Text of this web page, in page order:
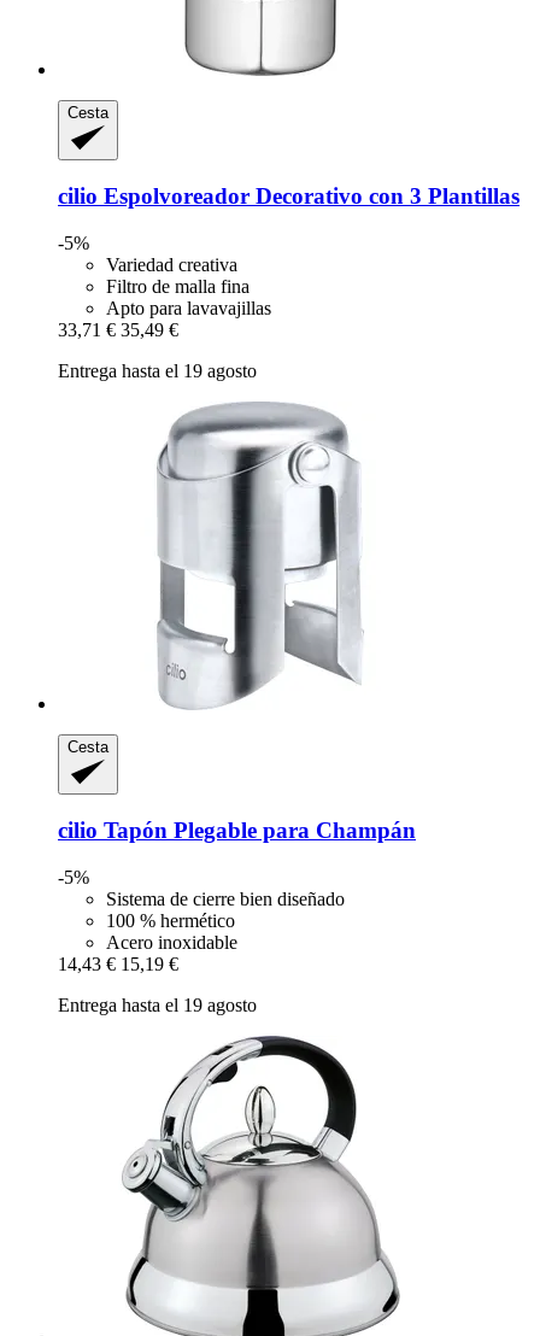
Cesta
cilio Espolvoreador Decorativo con 3 Plantillas
-5%
Variedad creativa
Filtro de malla fina
Apto para lavavajillas
33,71 € 35,49 €
Entrega hasta el 19 agosto
Cesta
cilio Tapón Plegable para Champán
-5%
Sistema de cierre bien diseñado
100 % hermético
Acero inoxidable
14,43 € 15,19 €
Entrega hasta el 19 agosto